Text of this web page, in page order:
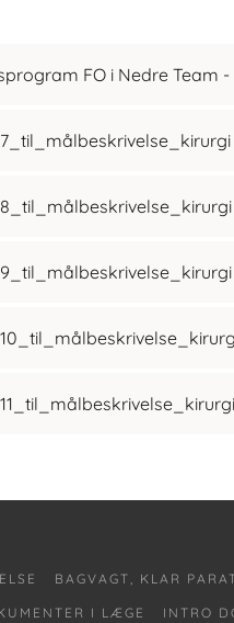
FO i Nedre Team
BAGVAGT, KLAR
I LÆGE INTRO